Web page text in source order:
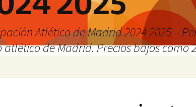
Atlético de Madrid 2024 2025 –
atlético de Madrid. Precios bajos como